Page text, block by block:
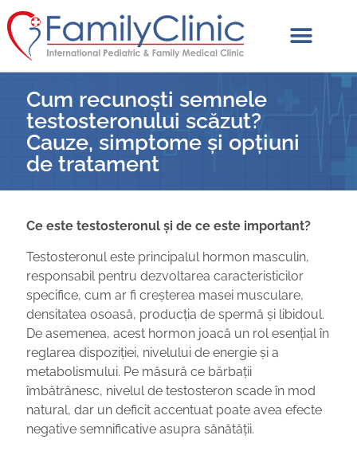
Cum recunoști semnele
testosteronului scăzut?
Cauze, simptome și opțiuni
de tratament
Ce este testosteronul și de ce este important?
Testosteronul este principalul hormon masculin,
responsabil pentru dezvoltarea caracteristicilor
specifice, cum ar fi creșterea masei musculare,
densitatea osoasă, producția de spermă și libidoul.
De asemenea, acest hormon joacă un rol esențial în
reglarea dispoziției, nivelului de energie și a
metabolismului. Pe măsură ce bărbații
îmbătrânesc, nivelul de testosteron scade în mod
natural, dar un deficit accentuat poate avea efecte
negative semnificative asupra sănătății.